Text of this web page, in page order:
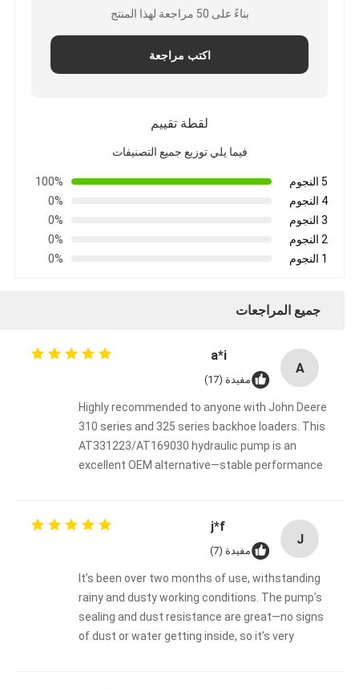
بناءً على 50 مراجعة لهذا المنتج
اكتب مراجعة
لقطة تقييم
فيما يلي توزيع جميع التصنيفات
5 النجوم
100%
4 النجوم
0%
3 النجوم
0%
2 النجوم
0%
1 النجوم
0%
جميع المراجعات
A
a*i
مفيدة (17)
Highly recommended to anyone with John Deere
310 series and 325 series backhoe loaders. This
AT331223/AT169030 hydraulic pump is an
excellent OEM alternative—stable performance
J
j*f
مفيدة (7)
It’s been over two months of use, withstanding
rainy and dusty working conditions. The pump’s
sealing and dust resistance are great—no signs
of dust or water getting inside, so it’s very